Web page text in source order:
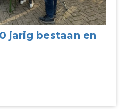
jarig bestaan en